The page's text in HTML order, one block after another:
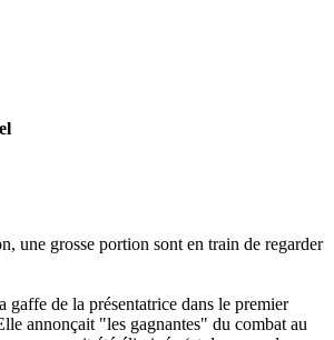
une grosse portion sont en train de regarder
gaffe de la présentatrice dans le premier
annonçait "les gagnantes" du combat au